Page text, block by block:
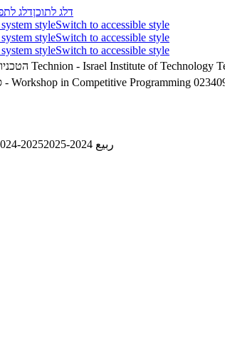
דלג לתוכןדלג
styleSwitch to accessible style
styleSwitch to accessible style
styleSwitch to accessible style
Technion - Israel Institute of Technology
02340901 - Workshop in Competitive Programming
2025 ربيع 2024-2025